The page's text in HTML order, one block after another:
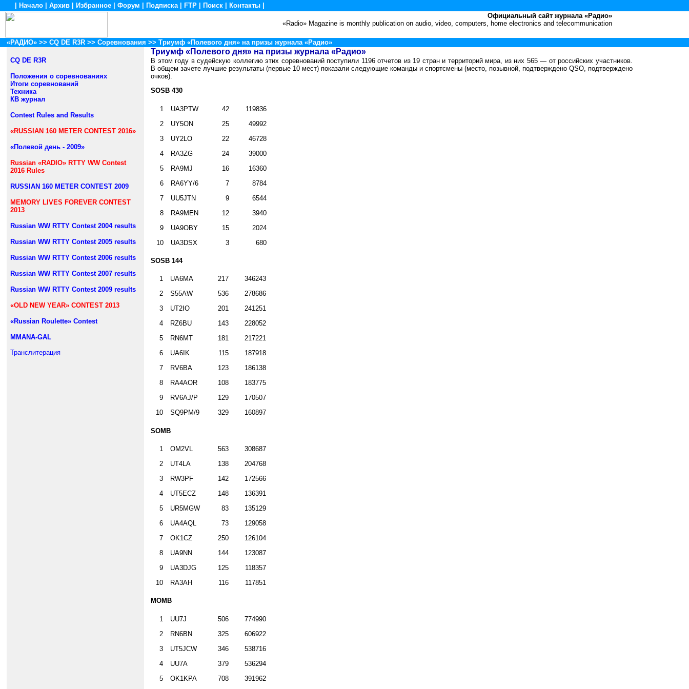
Начало Архив Избранное Форум Подписка| FTP Поиск Контакты
Официальный сайт журнала «Радио»
«Radio» Magazine is monthly publication on audio, video, computers, home electronics and telecommunication
«РАДИО» >> CQ DE R3R >> Соревнования >> Триумф «Полевого дня» на призы журнала «Радио»
CQ DE R3R
Положения о соревнованиях
Итоги соревнований
Техника
КВ журнал
Contest Rules and Results
«RUSSIAN 160 METER CONTEST 2016»
«Полевой день - 2009»
Russian «RADIO» RTTY WW Contest
2016 Rules
RUSSIAN 160 METER CONTEST 2009
MEMORY LIVES FOREVER CONTEST
2013
Russian WW RTTY Contest 2004 results
Russian WW RTTY Contest 2005 results
Russian WW RTTY Contest 2006 results
Russian WW RTTY Contest 2007 results
Russian WW RTTY Contest 2009 results
«OLD NEW YEAR» CONTEST 2013
«Russian Roulette» Contest
MMANA-GAL
Транслитерация
Триумф «Полевого дня» на призы журнала «Радио»
В этом году в судейскую коллегию этих соревнований поступили 1196 отчетов из 19 стран и территорий мира, из них 565 — от российских участников.
В общем зачете лучшие результаты (первые 10 мест) показали следующие команды и спортсмены (место, позывной, подтверждено QSO, подтверждено
очков).
SOSB 430
1 UA3PTW 42
119836
2
UY5ON 25
49992
3
UY2LO 22
46728
4
RA3ZG 24
39000
5
RA9MJ 16
16360
6
RA6YY/6 7
8784
7
UU5JTN 9
6544
8
RA9MEN 12
3940
9
UA9OBY 15
2024
10
UA3DSX 3 680
SOSB 144
1 UA6MA 217
346243
2
S55AW 536
278686
3
UT2IO 201
241251
4
RZ6BU 143
228052
5
RN6MT 181
217221
6
UA6IK 115
187918
7
RV6BA 123
186138
8
RA4AOR 108
183775
9
RV6AJ/P 129
170507
10
SQ9PM/9 329 160897
SOMB
1 OM2VL 563
308687
2
UT4LA 138
204768
3
RW3PF 142
172566
4
UT5ECZ 148
136391
5
UR5MGW 83
135129
6
UA4AQL 73
129058
7
OK1CZ 250
126104
8
UA9NN 144
123087
9
UA3DJG 125
118357
10
RA3AH 116 117851
MOMB
1 UU7J 506
774990
2
RN6BN 325
606922
3
UT5JCW 346
538716
4
UU7A 379
536294
5
OK1KPA 708 391962